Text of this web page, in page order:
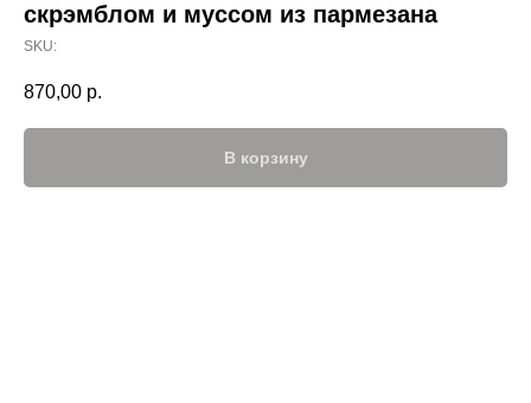
скрэмблом и муссом из пармезана
SKU:
870,00 р.
В корзину